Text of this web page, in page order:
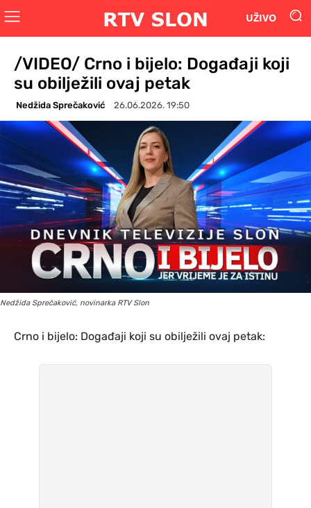
UŽIVO
/VIDEO/ Crno i bijelo: Događaji koji
su obilježili ovaj petak
Nedžida Sprečaković 26.06.2026. 19:50
Nedžida Sprečaković, novinarka RTV Slon
Crno i bijelo: Događaji koji su obilježili ovaj petak: